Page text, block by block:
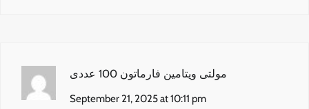
مولتی ویتامین فارماتون 100 عددی
September 21, 2025 at 10:11 pm